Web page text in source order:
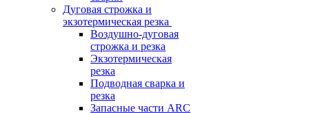
Дуговая строжка и
экзотермическая резка
Воздушно-дуговая
строжка и резка
Экзотермическая
резка
Подводная сварка и
резка
Запасные части ARC